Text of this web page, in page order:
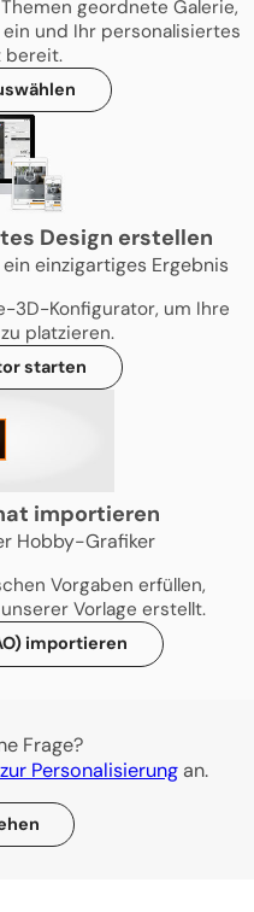
geordnete Galerie,
und Ihr personalisiertes
bereit.
Design erstellen
einzigartiges Ergebnis
3D-Konfigurator, um Ihre
platzieren.
starten
importieren
Hobby-Grafiker
Vorgaben erfüllen,
Vorlage erstellt.
importieren
Frage?
Personalisierungan.